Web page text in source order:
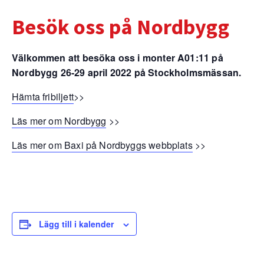
Besök oss på Nordbygg
Välkommen att besöka oss i monter A01:11 på
Nordbygg 26-29 april 2022 på Stockholmsmässan.
Hämta fribiljett>>
Läs mer om Nordbygg >>
Läs mer om Baxi på Nordbyggs webbplats>>
Lägg till i kalender